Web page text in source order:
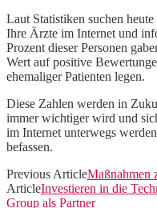
Laut Statistiken suchen
Ihre Ärzte im Internet und
Prozent dieser Personen
Wert auf positive
ehemaliger Patienten legen.
Diese Zahlen werden in
immer wichtiger wird und
im Internet unterwegs
befassen.
Previous ArticleMaßnahmen
ArticleInvestieren in die
Group als Partner